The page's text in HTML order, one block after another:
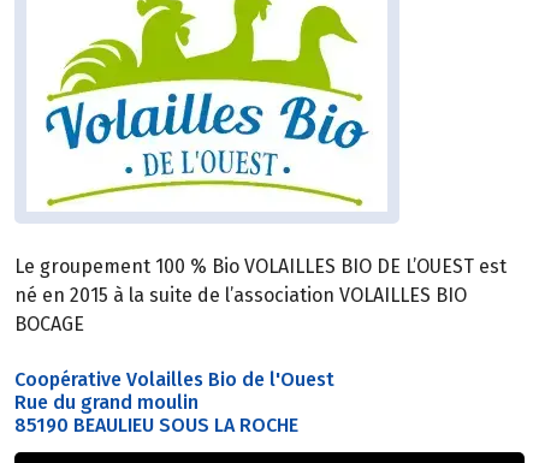
Le groupement 100 % Bio VOLAILLES BIO DE L’OUEST est
né en 2015 à la suite de l’association VOLAILLES BIO
BOCAGE
Coopérative Volailles Bio de l'Ouest
Rue du grand moulin
85190 BEAULIEU SOUS LA ROCHE